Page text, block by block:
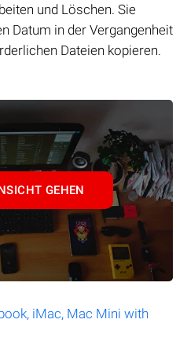
und Löschen. Sie
Datum in der Vergangenheit
Dateien kopieren.
GEHEN
iMac, Mac Mini with